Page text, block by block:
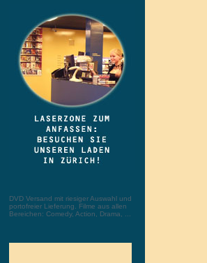
DVD Versand mit riesiger Auswahl und
portofreier Lieferung. Filme aus allen
Bereichen: Comedy, Action, Drama, ...